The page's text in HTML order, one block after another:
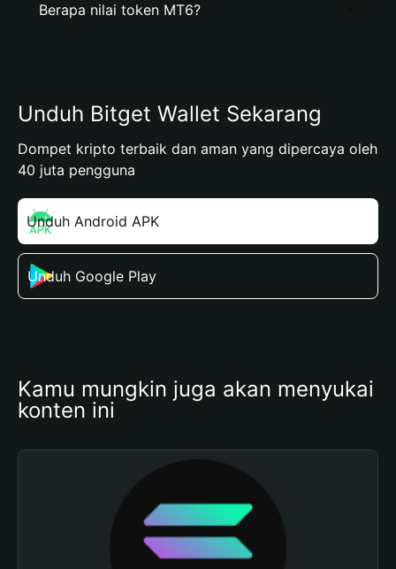
Berapa nilai token MT6?
Unduh Bitget Wallet Sekarang
Dompet kripto terbaik dan aman yang dipercaya oleh
40 juta pengguna
Unduh Android APK
Unduh Google Play
Kamu mungkin juga akan menyukai
konten ini